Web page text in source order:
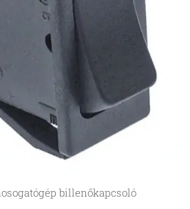
billenőkapcsoló